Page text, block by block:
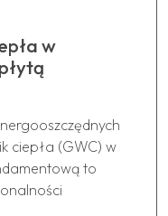
w
ciepła (GWC) w
to